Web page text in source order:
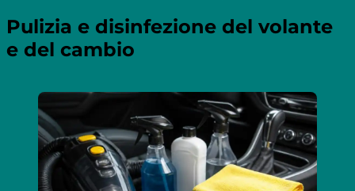
Pulizia e disinfezione del volante
e del cambio